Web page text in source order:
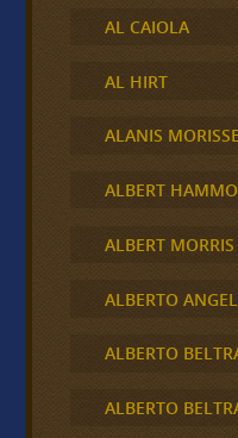
AL CAIOLA
AL HIRT
ALANIS
ALBERT
ALBERT MORRIS
ALBERTO
ALBERTO
ALBERTO